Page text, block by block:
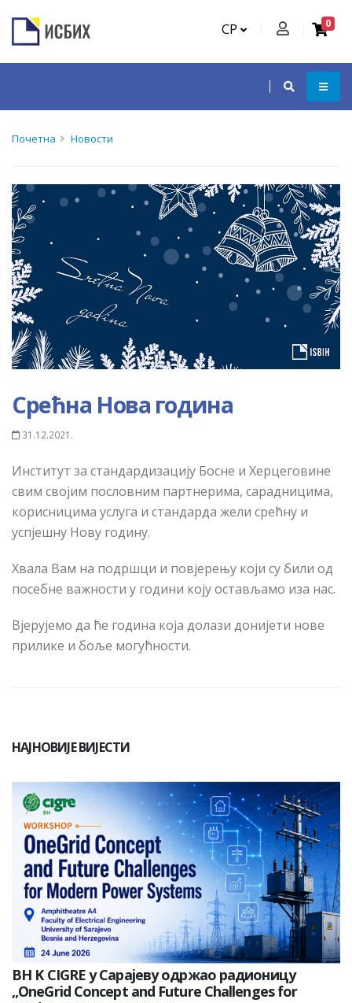
СР 0
Почетна Новости
Срећна Нова година
31.12.2021.
Институт за стандардизацију Босне и Херцеговине
свим својим пословним партнерима, сарадницима,
корисницима услуга и стандарда жели срећну и
успјешну Нову годину.
Хвала Вам на подршци и повјерењу који су били од
посебне важности у години коју остављамо иза нас.
Вјерујемо да ће година која долази донијети нове
прилике и боље могућности.
НАЈНОВИЈЕ ВИЈЕСТИ
BH K CIGRE у Сарајеву одржао радионицу
„OneGrid Concept and Future Challenges for